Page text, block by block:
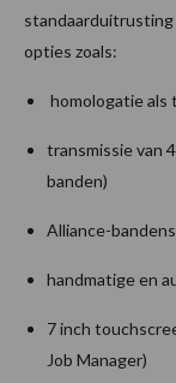
opties zoals:
homologatie als
transmissie van
banden)
Alliance-
handmatige en
7 inch
Job Manager)